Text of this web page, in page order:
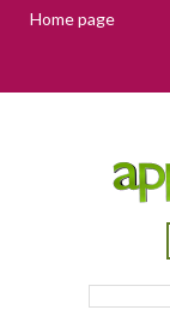
Home page